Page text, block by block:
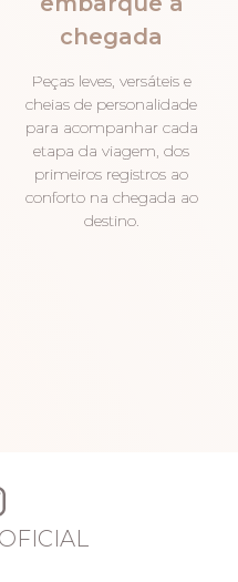
chegada
Peças leves, versáteis e
cheias de personalidade
para acompanhar cada
etapa da viagem, dos
primeiros registros ao
conforto na chegada ao
destino.